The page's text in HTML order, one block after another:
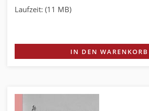
Laufzeit: (11 MB)
IN DEN WARENKORB